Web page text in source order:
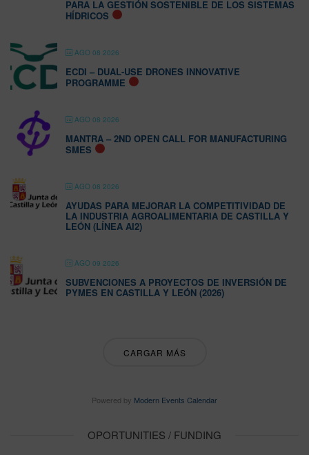
PARA LA GESTIÓN SOSTENIBLE DE LOS SISTEMAS
HÍDRICOS
AGO 08 2026
ECDI – DUAL-USE DRONES INNOVATIVE
PROGRAMME
AGO 08 2026
MANTRA – 2ND OPEN CALL FOR MANUFACTURING
SMES
AGO 08 2026
AYUDAS PARA MEJORAR LA COMPETITIVIDAD DE
LA INDUSTRIA AGROALIMENTARIA DE CASTILLA Y
LEÓN (LÍNEA AI2)
AGO 09 2026
SUBVENCIONES A PROYECTOS DE INVERSIÓN DE
PYMES EN CASTILLA Y LEÓN (2026)
CARGAR MÁS
Powered by Modern Events Calendar
OPORTUNITIES / FUNDING